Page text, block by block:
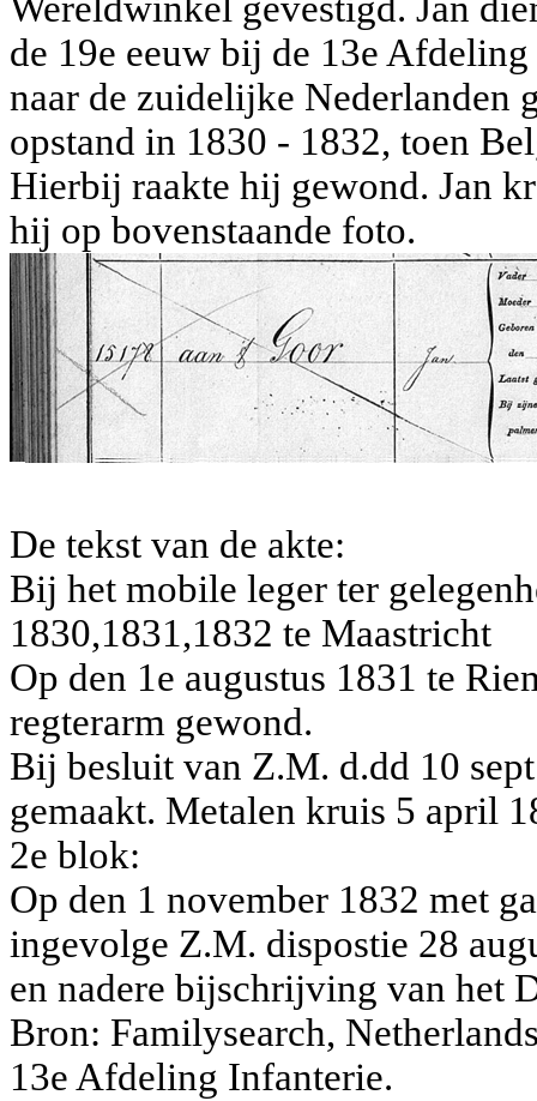
Wereldwinkel gevestigd. Jan
de 19e eeuw bij de 13e
naar de zuidelijke Nederlanden
opstand in 1830 - 1832, toen
Hierbij raakte hij gewond. Jan
hij op bovenstaande foto.
De tekst van de akte:
Bij het mobile leger ter
1830,1831,1832 te Maastricht
Op den 1e augustus 1831 te
regterarm gewond.
Bij besluit van Z.M. d.dd 10
gemaakt. Metalen kruis 5 april
2e blok:
Op den 1 november 1832 met
ingevolge Z.M. dispostie 28
en nadere bijschrijving van het
Bron: Familysearch,
13e Afdeling Infanterie.